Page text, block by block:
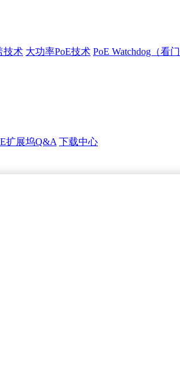
技术 大功率PoE技术 PoE Watchdog（看
扩展坞Q&A 下载中心